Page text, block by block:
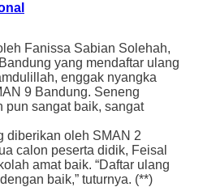
Fanissa Sabian Solehah,
yang mendaftar ulang
enggak nyangka
9 Bandung. Seneng
pun sangat baik, sangat
diberikan oleh SMAN 2
calon peserta didik, Feisal
amat baik. “Daftar ulang
baik,” tuturnya. (**)